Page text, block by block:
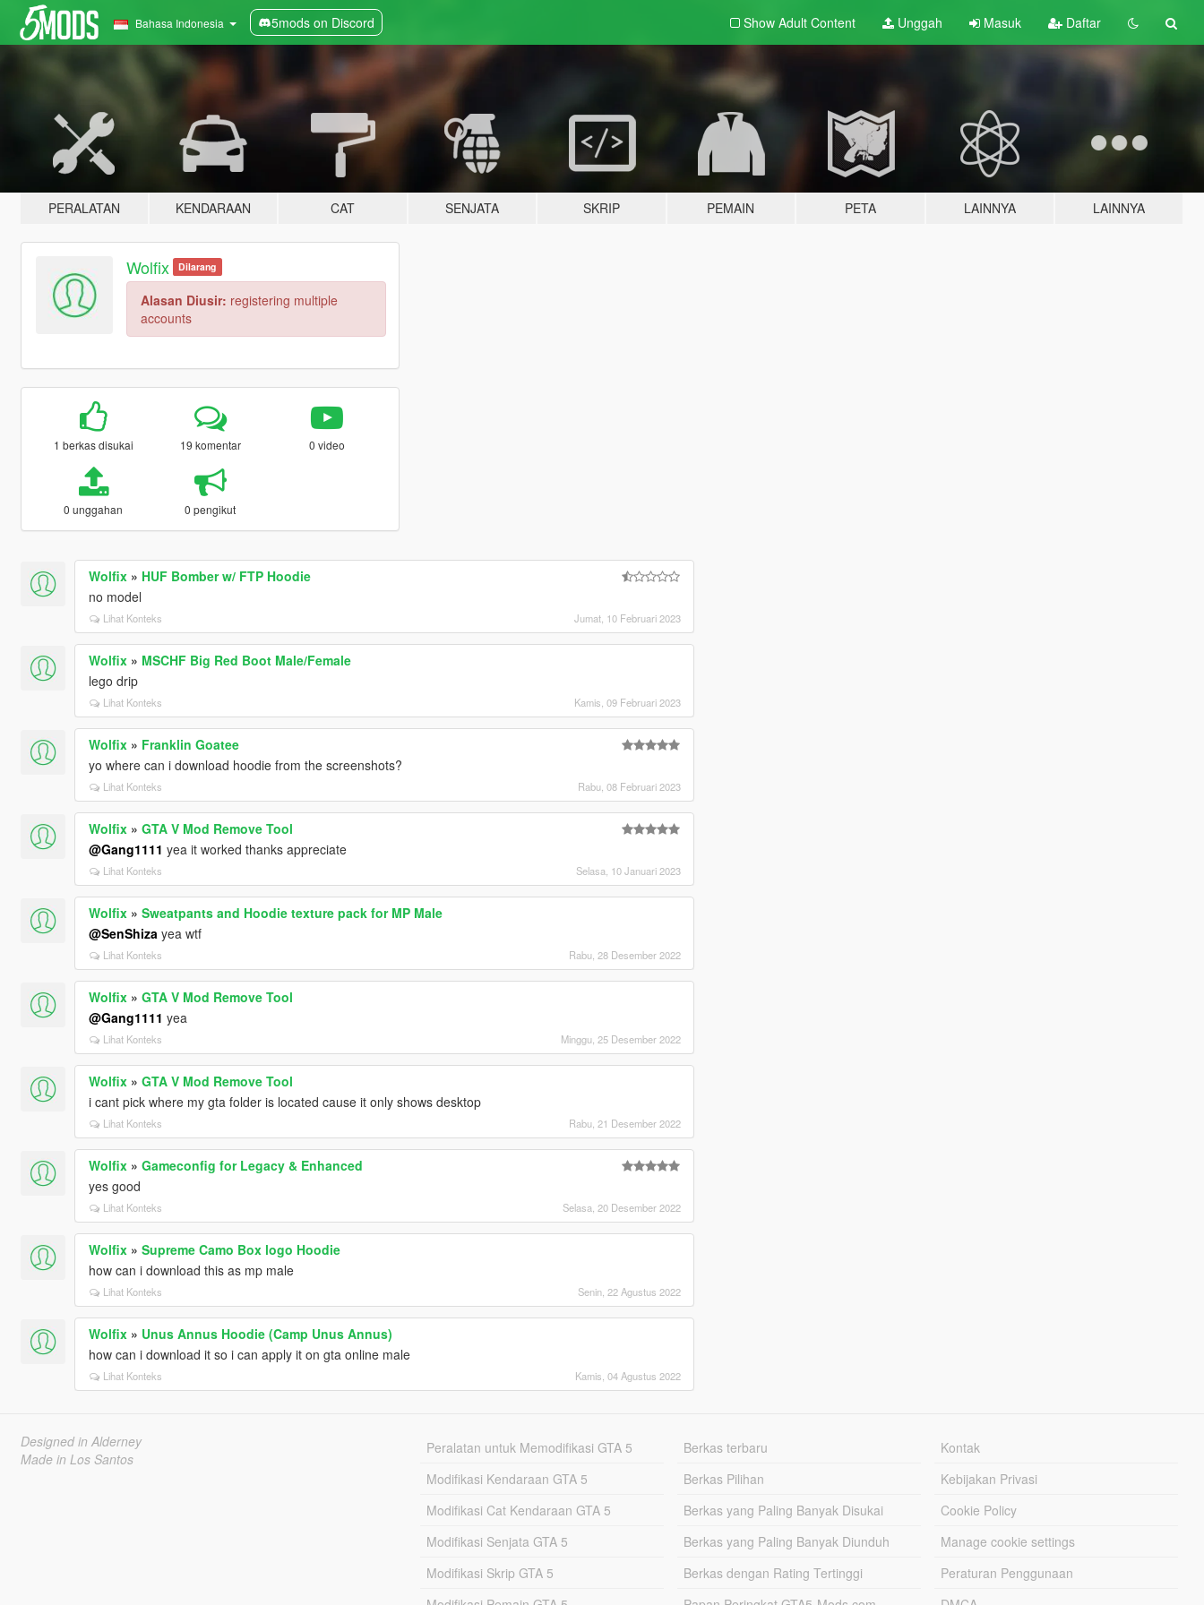
Bahasa Indonesia 5mods on Discord Show Adult Content Unggah Masuk Daftar
PERALATAN KENDARAAN CAT SENJATA SKRIP PEMAIN PETA LAINNYA LAINNYA
Wolfix Dilarang
Alasan Diusir: registering multiple
accounts
1 berkas disukai 19 komentar 0 video
0 unggahan 0 pengikut
Wolfix» HUF Bomber w/ FTP Hoodie
no model
Lihat Konteks Jumat, 10 Februari 2023
Wolfix» MSCHF Big Red Boot Male/Female
lego drip
Lihat Konteks Kamis, 09 Februari 2023
Wolfix» Franklin Goatee
yo where can i download hoodie from the screenshots?
Lihat Konteks Rabu, 08 Februari 2023
Wolfix» GTA V Mod Remove Tool
@Gang1111 yea it worked thanks appreciate
Lihat Konteks Selasa, 10 Januari 2023
Wolfix» Sweatpants and Hoodie texture pack for MP Male
@SenShizayea wtf
Lihat Konteks Rabu, 28 Desember 2022
Wolfix» GTA V Mod Remove Tool
@Gang1111 yea
Lihat Konteks Minggu, 25 Desember 2022
Wolfix» GTA V Mod Remove Tool
i cant pick where my gta folder is located cause it only shows desktop
Lihat Konteks Rabu, 21 Desember 2022
Wolfix» Gameconfig for Legacy & Enhanced
yes good
Lihat Konteks Selasa, 20 Desember 2022
Wolfix» Supreme Camo Box logo Hoodie
how can i download this as mp male
Lihat Konteks Senin, 22 Agustus 2022
Wolfix» Unus Annus Hoodie (Camp Unus Annus)
how can i download it so i can apply it on gta online male
Lihat Konteks Kamis, 04 Agustus 2022
Designed in Alderney
Made in Los Santos
Peralatan untuk Memodifikasi GTA 5
Modifikasi Kendaraan GTA 5
Modifikasi Cat Kendaraan GTA 5
Modifikasi Senjata GTA 5
Modifikasi Skrip GTA 5
Berkas terbaru
Berkas Pilihan
Berkas yang Paling Banyak Disukai
Berkas yang Paling Banyak Diunduh
Berkas dengan Rating Tertinggi
Kontak
Kebijakan Privasi
Cookie Policy
Manage cookie settings
Peraturan Penggunaan